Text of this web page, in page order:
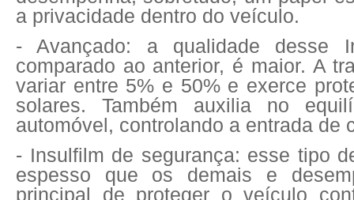
a privacidade dentro do veículo.
- Avançado: a qualidade desse
comparado ao anterior, é maior. A
variar entre 5% e 50% e exerce
solares. Também auxilia no
automóvel, controlando a entrada de
- Insulfilm de segurança: esse tipo
espesso que os demais e
principal de proteger o veículo